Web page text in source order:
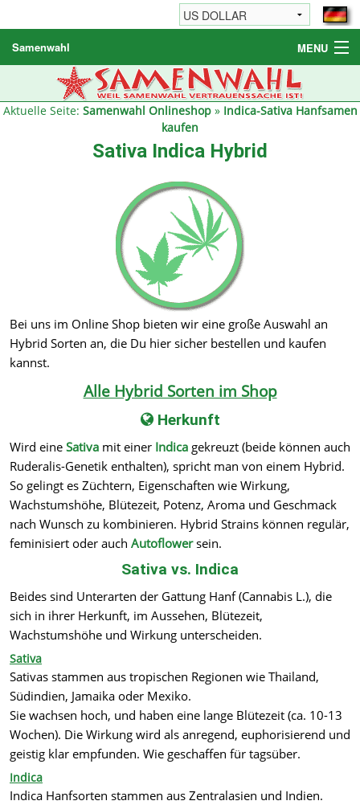
Samenwahl MENU
Hanfsamen
Weitere Produkte
Aktuelle Seite: Samenwahl Onlineshop» Indica-Sativa Hanfsamen
kaufen
Sativa Indica Hybrid
Bei uns im Online Shop bieten wir eine große Auswahl an
Hybrid Sorten an, die Du hier sicher bestellen und kaufen
kannst.
Alle Hybrid Sorten im Shop
Herkunft
Wird eine Sativa mit einer Indica gekreuzt (beide können auch
Ruderalis-Genetik enthalten), spricht man von einem Hybrid.
So gelingt es Züchtern, Eigenschaften wie Wirkung,
Wachstumshöhe, Blütezeit, Potenz, Aroma und Geschmack
nach Wunsch zu kombinieren. Hybrid Strains können regulär,
feminisiert oder auch Autoflowersein.
Sativa vs. Indica
Beides sind Unterarten der Gattung Hanf (Cannabis L.), die
sich in ihrer Herkunft, im Aussehen, Blütezeit,
Wachstumshöhe und Wirkung unterscheiden.
Sativa
Sativas stammen aus tropischen Regionen wie Thailand,
Südindien, Jamaika oder Mexiko.
Sie wachsen hoch, und haben eine lange Blütezeit (ca. 10-13
Wochen). Die Wirkung wird als anregend, euphorisierend und
geistig klar empfunden. Wie geschaffen für tagsüber.
Indica
Indica Hanfsorten stammen aus Zentralasien und Indien.